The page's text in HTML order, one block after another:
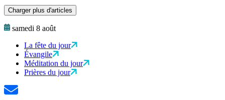
Charger plus d'articles
samedi 8 août
La fête du jour
Évangile
Méditation du jour
Prières du jour